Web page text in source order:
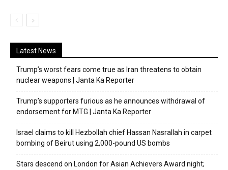
Latest News
Trump’s worst fears come true as Iran threatens to obtain
nuclear weapons | Janta Ka Reporter
Trump’s supporters furious as he announces withdrawal of
endorsement for MTG | Janta Ka Reporter
Israel claims to kill Hezbollah chief Hassan Nasrallah in carpet
bombing of Beirut using 2,000-pound US bombs
Stars descend on London for Asian Achievers Award night;